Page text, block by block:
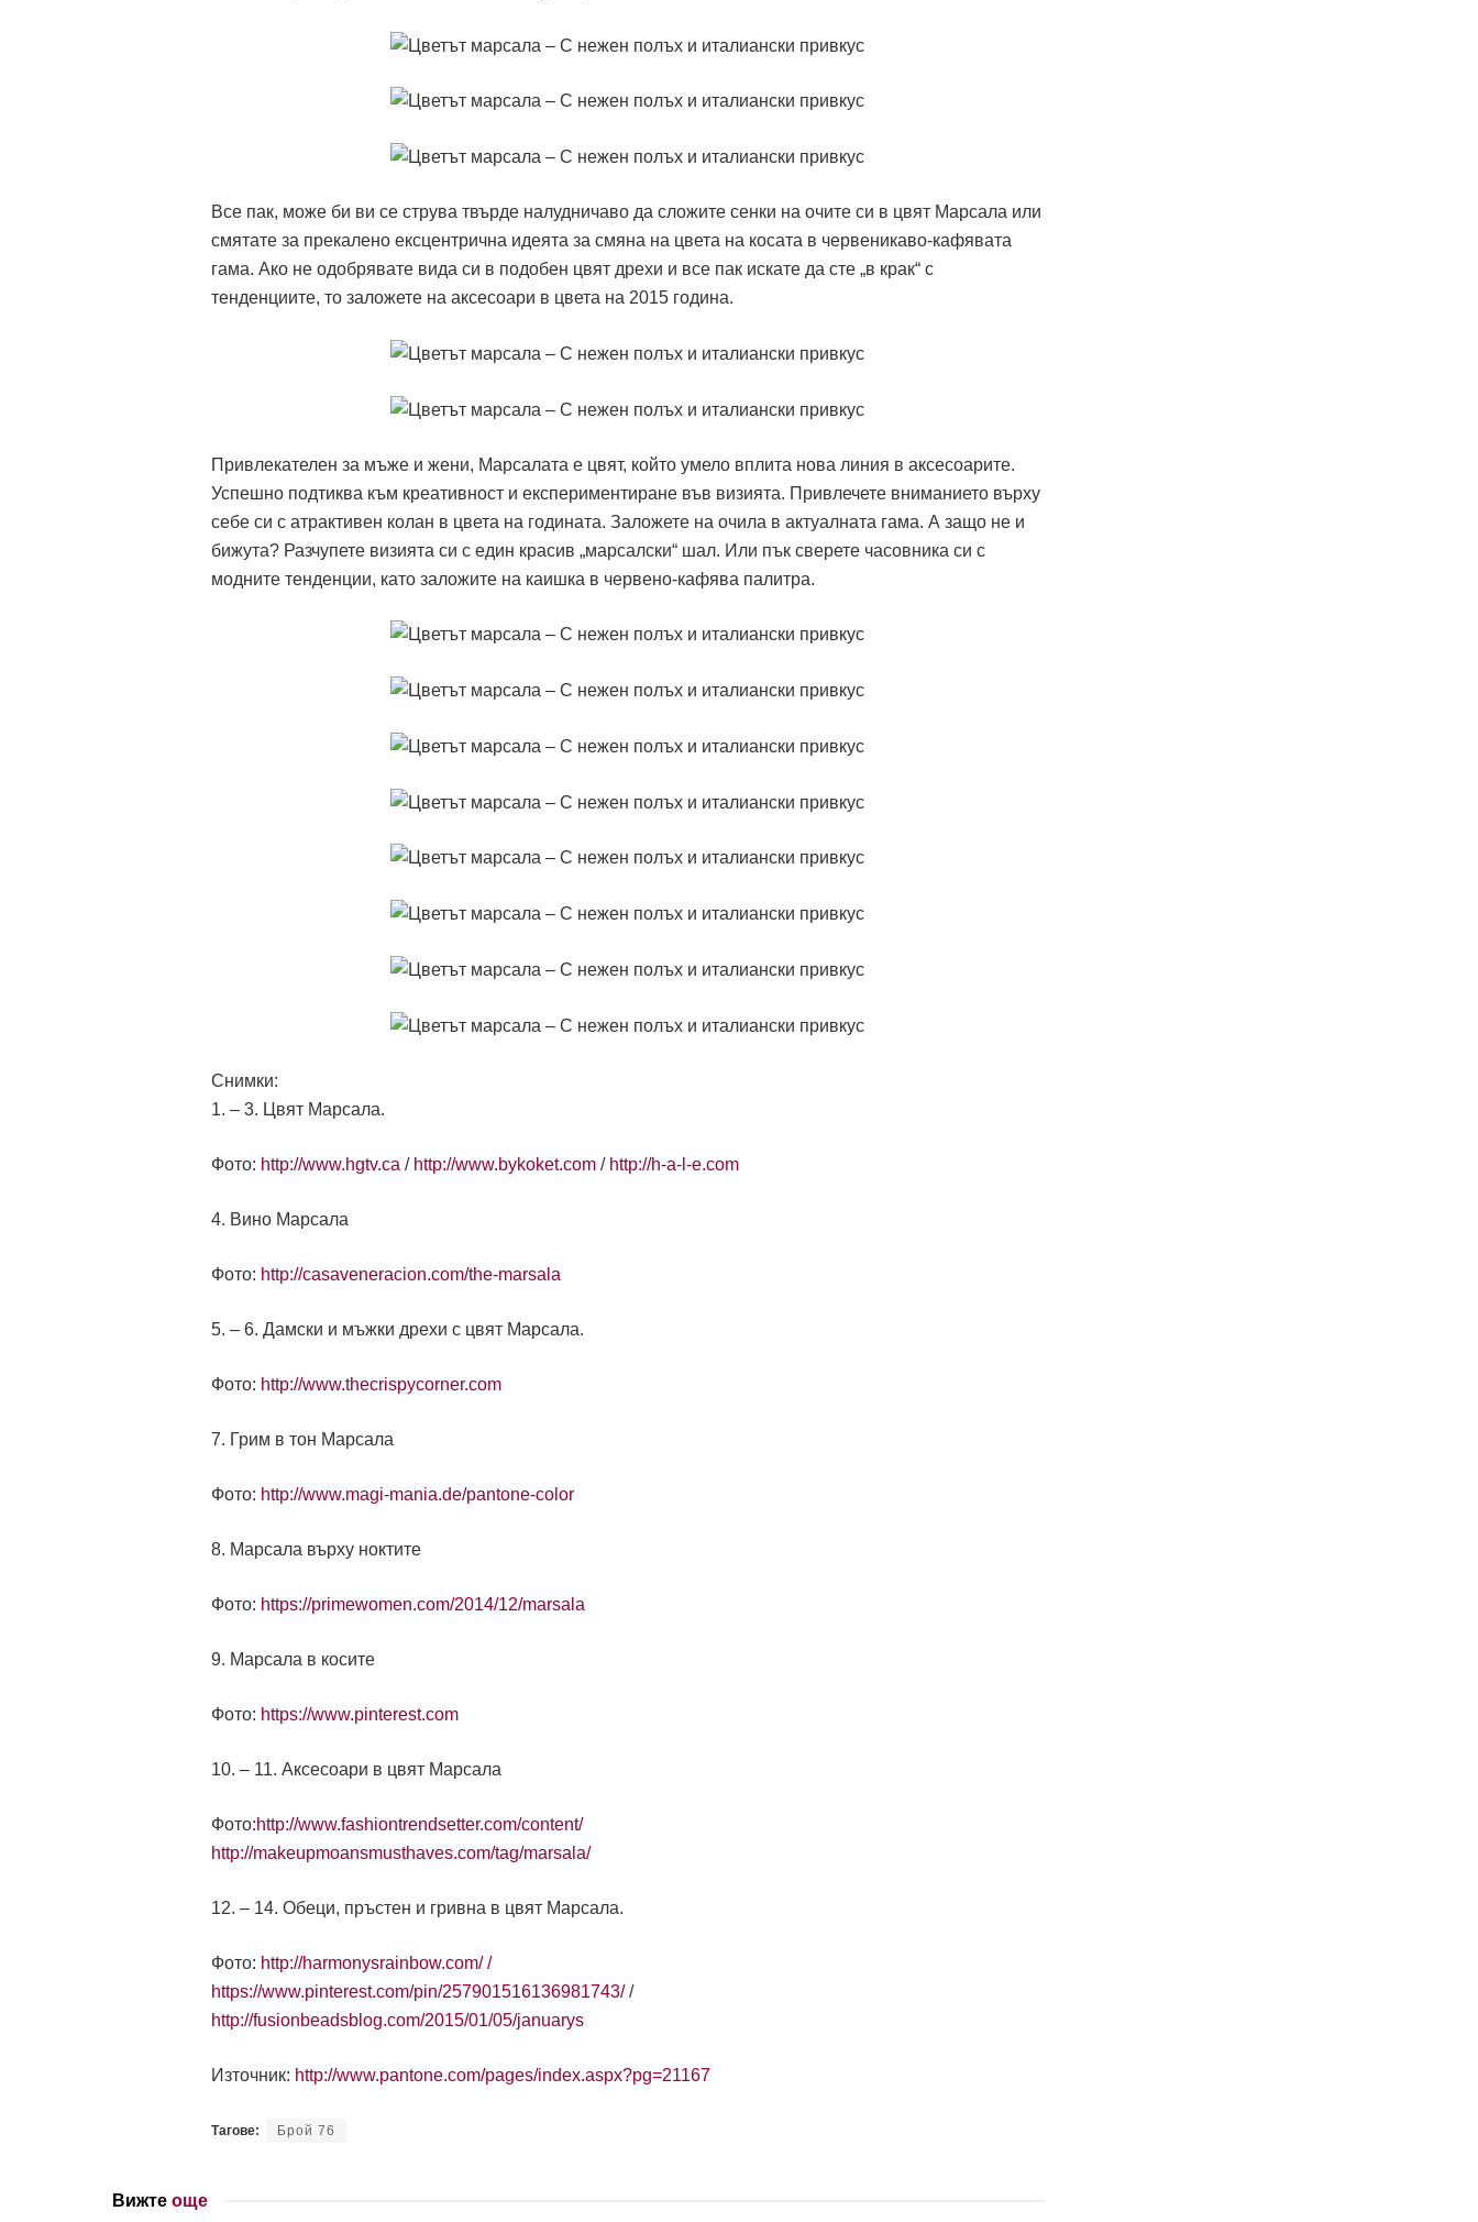
Все пак, може би ви се струва твърде налудничаво да сложите сенки на очите си в цвят Марсала или
смятате за прекалено ексцентрична идеята за смяна на цвета на косата в червеникаво-кафявата
гама. Ако не одобрявате вида си в подобен цвят дрехи и все пак искате да сте „в крак“ с
тенденциите, то заложете на аксесоари в цвета на 2015 година.
Привлекателен за мъже и жени, Марсалата е цвят, който умело вплита нова линия в аксесоарите.
Успешно подтиква към креативност и експериментиране във визията. Привлечете вниманието върху
себе си с атрактивен колан в цвета на годината. Заложете на очила в актуалната гама. А защо не и
бижута? Разчупете визията си с един красив „марсалски“ шал. Или пък сверете часовника си с
модните тенденции, като заложите на каишка в червено-кафява палитра.
Снимки:
1. – 3. Цвят Марсала.
Фото: http://www.hgtv.ca / http://www.bykoket.com / http://h-a-l-e.com
4. Вино Марсала
Фото: http://casaveneracion.com/the-marsala
5. – 6. Дамски и мъжки дрехи с цвят Марсала.
Фото: http://www.thecrispycorner.com
7. Грим в тон Марсала
Фото: http://www.magi-mania.de/pantone-color
8. Марсала върху ноктите
Фото: https://primewomen.com/2014/12/marsala
9. Марсала в косите
Фото: https://www.pinterest.com
10. – 11. Аксесоари в цвят Марсала
Фото:http://www.fashiontrendsetter.com/content/
http://makeupmoansmusthaves.com/tag/marsala/
12. – 14. Обеци, пръстен и гривна в цвят Марсала.
Фото: http://harmonysrainbow.com/ /
https://www.pinterest.com/pin/257901516136981743//
http://fusionbeadsblog.com/2015/01/05/januarys
Източник: http://www.pantone.com/pages/index.aspx?pg=21167
Тагове: Брой 76
Вижте още